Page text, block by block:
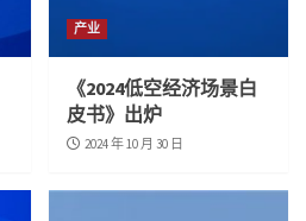
产业
《2024低空经济场景白
皮书》出炉
2024 年 10 月 30 日